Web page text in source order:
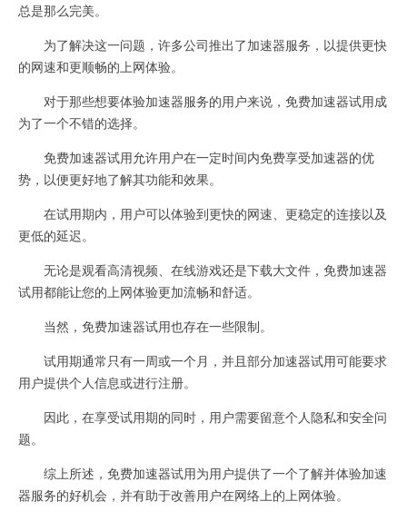
总是那么完美。
为了解决这一问题，许多公司推出了加速器服务，以提供更快
的网速和更顺畅的上网体验。
对于那些想要体验加速器服务的用户来说，免费加速器试用成
为了一个不错的选择。
免费加速器试用允许用户在一定时间内免费享受加速器的优
势，以便更好地了解其功能和效果。
在试用期内，用户可以体验到更快的网速、更稳定的连接以及
更低的延迟。
无论是观看高清视频、在线游戏还是下载大文件，免费加速器
试用都能让您的上网体验更加流畅和舒适。
当然，免费加速器试用也存在一些限制。
试用期通常只有一周或一个月，并且部分加速器试用可能要求
用户提供个人信息或进行注册。
因此，在享受试用期的同时，用户需要留意个人隐私和安全问
题。
综上所述，免费加速器试用为用户提供了一个了解并体验加速
器服务的好机会，并有助于改善用户在网络上的上网体验。